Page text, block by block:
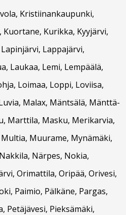
Kristiinankaupunki,
Kurikka, Kyyjärvi,
Lappajärvi,
Laukaa, Lemi, Lempäälä,
Loimaa, Loppi, Loviisa,
Malax, Mäntsälä, Mänttä-
Marttila, Masku, Merikarvia,
Muurame, Mynämäki,
Närpes, Nokia,
Orimattila, Oripää, Orivesi,
Paimio, Pälkäne, Pargas,
Petäjävesi, Pieksämäki,